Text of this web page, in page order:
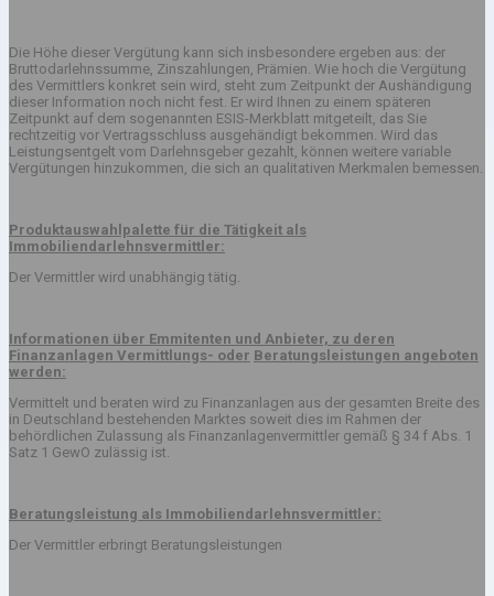
Die Höhe dieser Vergütung kann sich insbesondere ergeben aus: der
Bruttodarlehnssumme, Zinszahlungen, Prämien. Wie hoch die Vergütung
des Vermittlers konkret sein wird, steht zum Zeitpunkt der Aushändigung
dieser Information noch nicht fest. Er wird Ihnen zu einem späteren
Zeitpunkt auf dem sogenannten ESIS-Merkblatt mitgeteilt, das Sie
rechtzeitig vor Vertragsschluss ausgehändigt bekommen. Wird das
Leistungsentgelt vom Darlehnsgeber gezahlt, können weitere variable
Vergütungen hinzukommen, die sich an qualitativen Merkmalen bemessen.
Produktauswahlpalette für die Tätigkeit als
Immobiliendarlehnsvermittler:
Der Vermittler wird unabhängig tätig.
Informationen über Emmitenten und Anbieter, zu deren
Finanzanlagen Vermittlungs- oder Beratungsleistungen angeboten
werden:
Vermittelt und beraten wird zu Finanzanlagen aus der gesamten Breite des
in Deutschland bestehenden Marktes soweit dies im Rahmen der
behördlichen Zulassung als Finanzanlagenvermittler gemäß § 34 f Abs. 1
Satz 1 GewO zulässig ist.
Beratungsleistung als Immobiliendarlehnsvermittler:
Der Vermittler erbringt Beratungsleistungen